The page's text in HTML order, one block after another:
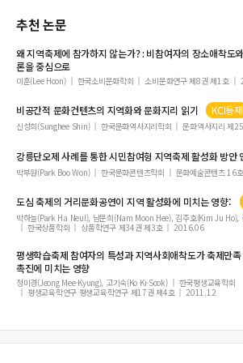
여행사 종업원의 긍정적 감정노동의 순수성이 고객 반응
레크리에이션 전문화 과정에서 제약과 촉진의 의미 분석
관광공간 및 행동의 의례화가 재방문의사에 미치는 영향
[編輯人의 글] 『관광학연구』 통권 80권 발간에 즈음하
AHP를 활용한 고령사회 노인여가정책 우선순위 설정
추천 논문
왜지역축제에 참가하지 않는가? : 비참여자의 장소애착도
론을 중심으로
이훈(Lee Hoon) 한국소비문화학회 소비문화연구 제8권 제1호
비공간적 문화컨텐츠의 지역화와 문화지리 읽기 KCI등재
신성희(Sunghee Shin) 한국문화역사지리학회 문화역사지리 제
강릉단오제 사례를 통한 시민참여형 지역축제활성화 방안
박부원(Park Boo Won) 한국문화콘텐츠학회 문화예술콘텐츠 16호
도심축제의 거리문화공연이 지역활성화에 미치는 영향:
박하늘(Park Ha Neul), 남문희(Nam Moon Hee), 김주호(Kim Ju
한국상품학회
상품학연구 제34권 제3호 2016.06
평생학습축제참여자의 특성과지역사회애착도가축제만
촉진에 미치는 영향
정미경(Jeong Mee-Kyung), 고기숙(Ko Ki-Sook)
한국평생교육학회
평생교육학연구 평생교육학연구 제17권 제4호
2011.12